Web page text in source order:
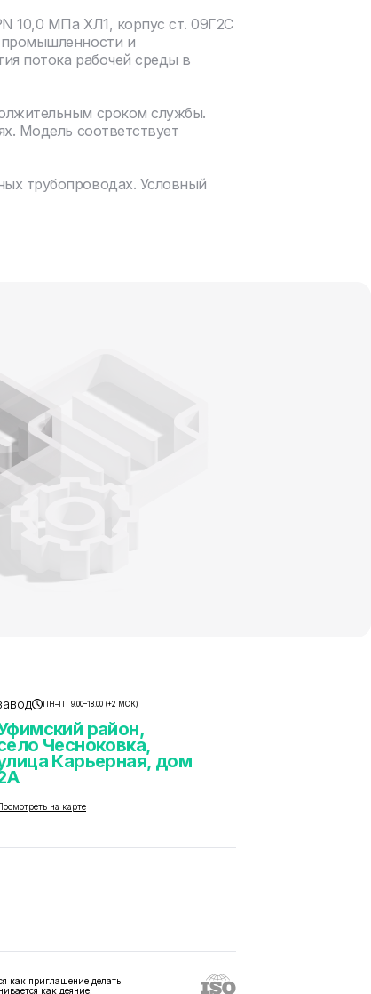
10,0 МПа ХЛ1, корпус ст. 09Г2С
промышленности и
потока рабочей среды в
сроком службы.
Модель соответствует
трубопроводах. Условный
ПН–ПТ 9.00–18.00 (+2 МСК)
район,
Чесноковка,
Карьерная, дом
на карте
как приглашение делать
как деяние,